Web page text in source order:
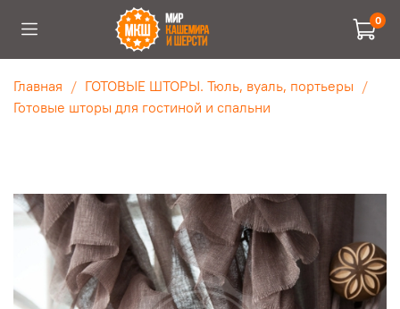
0
Главная
ГОТОВЫЕ ШТОРЫ. Тюль, вуаль, портьеры
Готовые шторы для гостиной и спальни